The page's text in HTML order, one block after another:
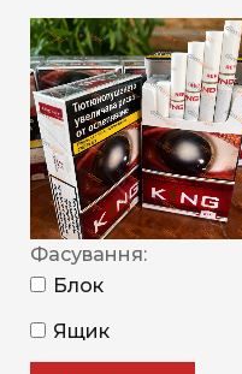
Фасування:
Блок
Ящик